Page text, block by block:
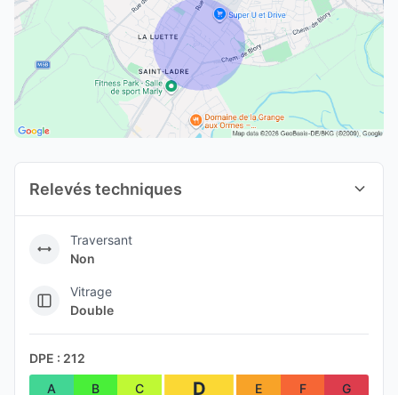
Relevés techniques
Traversant
Non
Vitrage
Double
DPE : 212
A B C D E F G